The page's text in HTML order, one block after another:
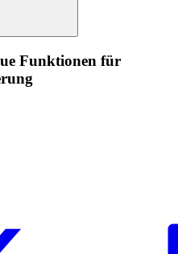
Funktionen für